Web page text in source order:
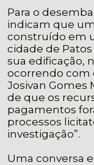
Para o
indicam que
construído em
cidade de
sua edificação,
ocorrendo com
Josivan Gomes
de que os
pagamentos
processos
investigação”.
Uma conversa